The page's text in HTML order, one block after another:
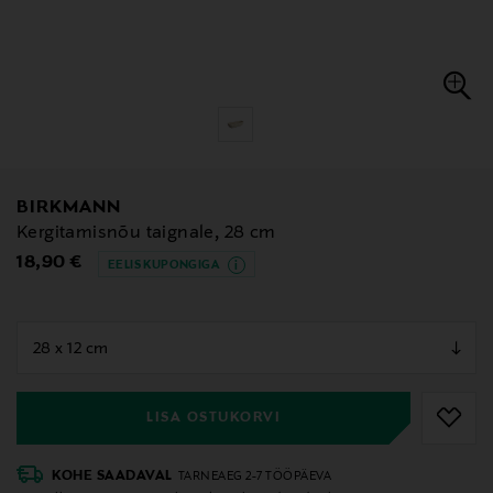
BIRKMANN
Kergitamisnõu taignale, 28 cm
Original Price
18,90 € EELIS KUPONGIGA
LISA OSTUKORVI
KOHE SAADAVAL TARNEAEG 2-7 TÖÖPÄEVA